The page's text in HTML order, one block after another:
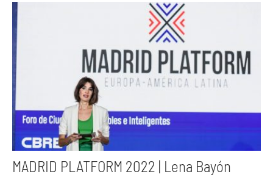
MADRID PLATFORM 2022 | Lena Bayón